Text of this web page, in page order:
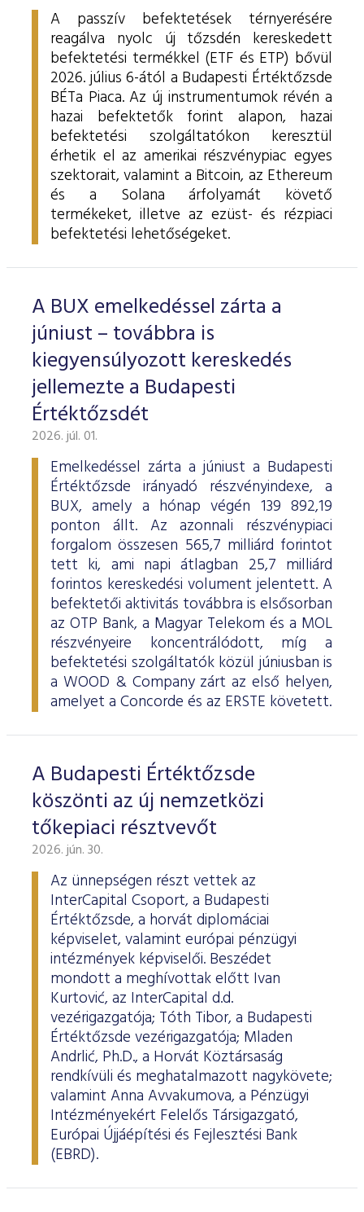
A passzív befektetések térnyerésére
reagálva nyolc új tőzsdén kereskedett
befektetési termékkel (ETF és ETP) bővül
2026. július 6-ától a Budapesti Értéktőzsde
BÉTa Piaca. Az új instrumentumok révén a
hazai befektetők forint alapon, hazai
befektetési szolgáltatókon keresztül
érhetik el az amerikai részvénypiac egyes
szektorait, valamint a Bitcoin, az Ethereum
és a Solana árfolyamát követő
termékeket, illetve az ezüst- és rézpiaci
befektetési lehetőségeket.
A BUX emelkedéssel zárta a
júniust – továbbra is
kiegyensúlyozott kereskedés
jellemezte a Budapesti
Értéktőzsdét
2026. júl. 01.
Emelkedéssel zárta a júniust a Budapesti
Értéktőzsde irányadó részvényindexe, a
BUX, amely a hónap végén 139 892,19
ponton állt. Az azonnali részvénypiaci
forgalom összesen 565,7 milliárd forintot
tett ki, ami napi átlagban 25,7 milliárd
forintos kereskedési volument jelentett. A
befektetői aktivitás továbbra is elsősorban
az OTP Bank, a Magyar Telekom és a MOL
részvényeire koncentrálódott, míg a
befektetési szolgáltatók közül júniusban is
a WOOD & Company zárt az első helyen,
amelyet a Concorde és az ERSTE követett.
A Budapesti Értéktőzsde
köszönti az új nemzetközi
tőkepiaci résztvevőt
2026. jún. 30.
Az ünnepségen részt vettek az
InterCapital Csoport, a Budapesti
Értéktőzsde, a horvát diplomáciai
képviselet, valamint európai pénzügyi
intézmények képviselői. Beszédet
mondott a meghívottak előtt Ivan
Kurtović, az InterCapital d.d.
vezérigazgatója; Tóth Tibor, a Budapesti
Értéktőzsde vezérigazgatója; Mladen
Andrlić, Ph.D., a Horvát Köztársaság
rendkívüli és meghatalmazott nagykövete;
valamint Anna Avvakumova, a Pénzügyi
Intézményekért Felelős Társigazgató,
Európai Újjáépítési és Fejlesztési Bank
(EBRD).